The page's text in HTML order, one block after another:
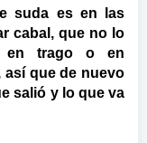
suda es en las
cabal, que no lo
en trago o en
así que de nuevo
salió y lo que va